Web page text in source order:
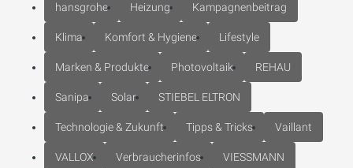
hansgrohe Heizung Kampagnenbeitrag
Klima Komfort & Hygiene Lifestyle
Marken & Produkte Photovoltaik REHAU
Sanipa Solar STIEBEL ELTRON
Technologie & Zukunft Tipps & Tricks Vaillant
VALLOX Verbraucherinfos VIESSMANN